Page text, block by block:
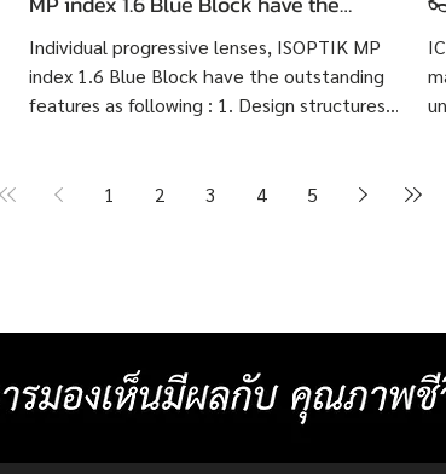
outstanding features as following :
Individual progressive lenses, ISOPTIK MP
index 1.6 Blue Block have the outstanding
features as following : 1. Design structures
precise prescriptions than other standard
with blue light protection 5. Satisfaction
Guarantee up to 60 days.
1 2 3 4 5